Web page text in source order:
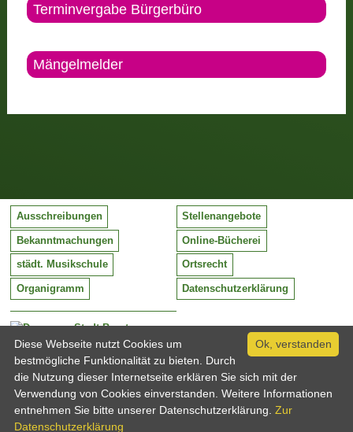
Terminvergabe Bürgerbüro
Mängelmelder
Stadt Barntrup
Mittelstraße 38
32683 Barntrup
Tel:
Email:
05263 / 409-0
info@barntrup.de
Ausschreibungen Stellenangebote
Bekanntmachungen Online-Bücherei
städt. Musikschule Ortsrecht
Organigramm Datenschutzerklärung
Ok, verstanden
Diese Webseite nutzt Cookies um
bestmögliche Funktionalität zu bieten. Durch
die Nutzung dieser Internetseite erklären Sie sich mit der
Verwendung von Cookies einverstanden. Weitere Informationen
entnehmen Sie bitte unserer Datenschutzerklärung. Zur
Datenschutzerklärung